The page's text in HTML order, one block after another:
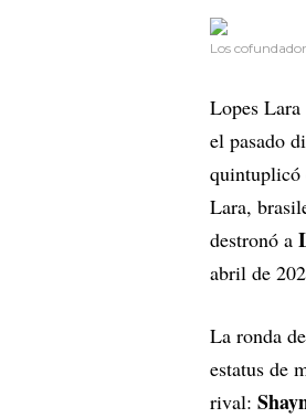
Los
Lopes
el pasado
quintuplicó
Lara,
destronó a
abril de
La ronda
estatus de
rival: